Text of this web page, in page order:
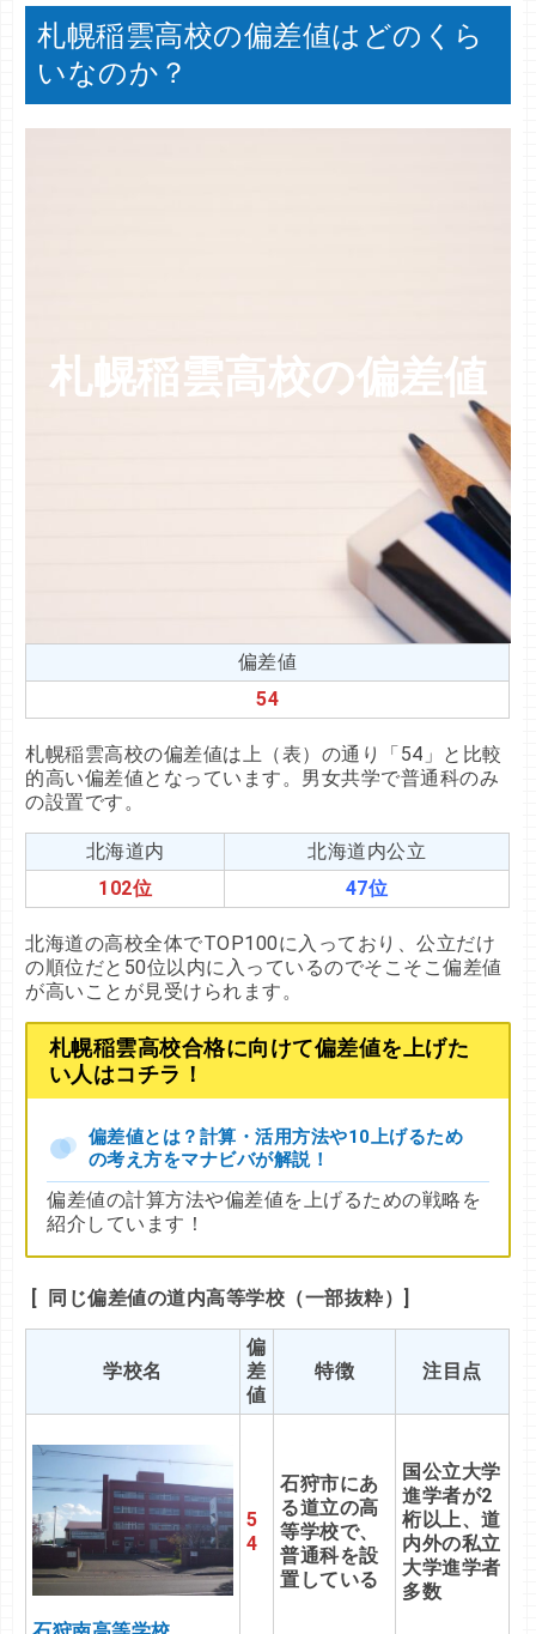
札幌稲雲高校の偏差値はどのくら
いなのか？
札幌稲雲高校の偏差値
偏差値
54
札幌稲雲高校の偏差値は上（表）の通り「54」と比較
的高い偏差値となっています。男女共学で普通科のみ
の設置です。
北海道内
北海道内公立
102位
47位
北海道の高校全体でTOP100に入っており、公立だけ
の順位だと50位以内に入っているのでそこそこ偏差値
が高いことが見受けられます。
札幌稲雲高校合格に向けて偏差値を上げた
い人はコチラ！
偏差値とは？計算・活用方法や10上げるため
の考え方をマナビバが解説！
偏差値の計算方法や偏差値を上げるための戦略を
紹介しています！
[ 同じ偏差値の道内高等学校（一部抜粋）]
学校名
偏
差
値
特徴 注目点
5
4
石狩市にあ
る道立の高
等学校で、
普通科を設
置している
国公立大学
進学者が2
桁以上、道
内外の私立
大学進学者
多数